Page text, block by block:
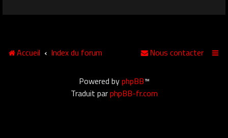
Accueil Index du forum Nous contacter
Powered byphpBB™
Traduit parphpBB-fr.com